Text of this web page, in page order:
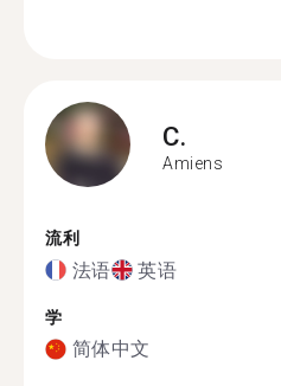
C.
Amiens
流利
法语 英语
学
简体中文